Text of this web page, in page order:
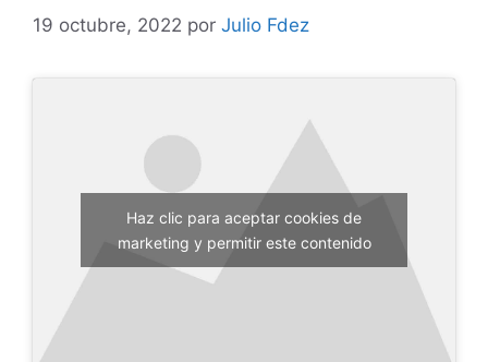
19 octubre, 2022 por Julio Fdez
Haz clic para aceptar cookies de
marketing y permitir este contenido